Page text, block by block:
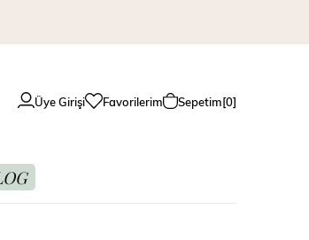
Üye Girişi Favorilerim Sepetim 0